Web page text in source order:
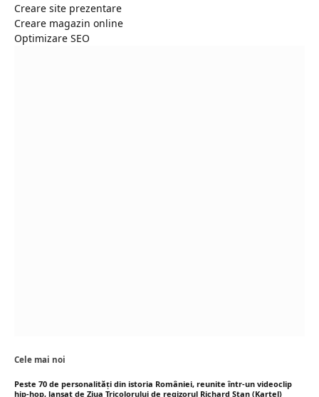
Creare site prezentare
Creare magazin online
Optimizare SEO
Cele mai noi
Peste 70 de personalități din istoria României, reunite într-un videoclip
hip-hop, lansat de Ziua Tricolorului de regizorul Richard Stan (Kartel)